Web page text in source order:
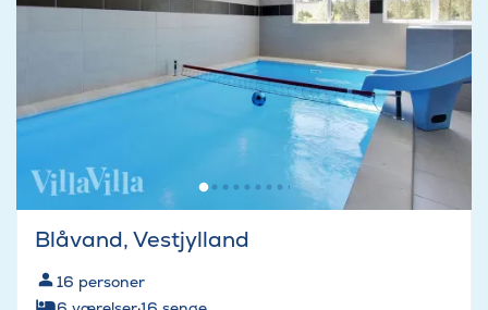
Blåvand, Vestjylland
16 personer